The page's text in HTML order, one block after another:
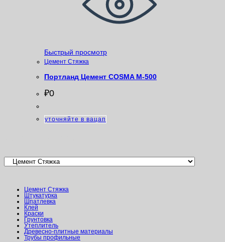
Быстрый просмотр
Цемент Стяжка
Портланд Цемент COSMA М-500
₽0
уточняйте в вацап
Цемент Стяжка
Штукатурка
Шпатлевка
Клей
Краски
Грунтовка
Утеплитель
Древесно-плитные материалы
Трубы профильные